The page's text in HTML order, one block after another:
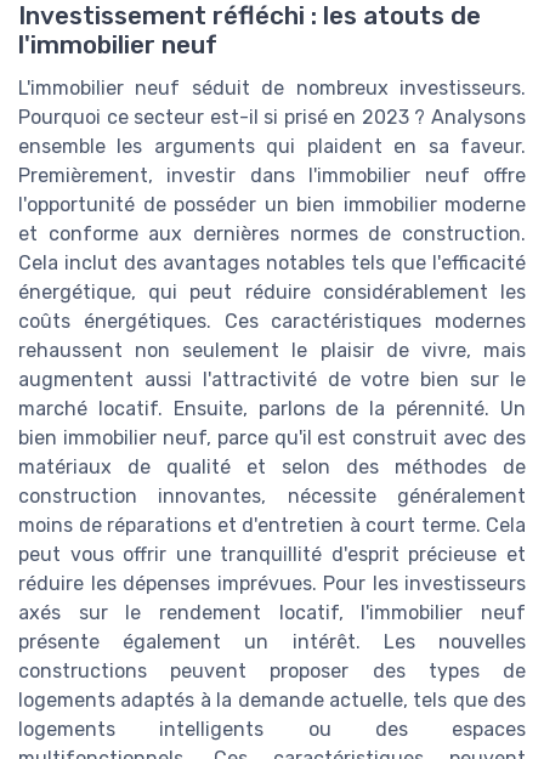
Investissement réfléchi : les atouts de
l'immobilier neuf
L'immobilier neuf séduit de nombreux investisseurs.
Pourquoi ce secteur est-il si prisé en 2023 ? Analysons
ensemble les arguments qui plaident en sa faveur.
Premièrement, investir dans l'immobilier neuf offre
l'opportunité de posséder un bien immobilier moderne
et conforme aux dernières normes de construction.
Cela inclut des avantages notables tels que l'efficacité
énergétique, qui peut réduire considérablement les
coûts énergétiques. Ces caractéristiques modernes
rehaussent non seulement le plaisir de vivre, mais
augmentent aussi l'attractivité de votre bien sur le
marché locatif. Ensuite, parlons de la pérennité. Un
bien immobilier neuf, parce qu'il est construit avec des
matériaux de qualité et selon des méthodes de
construction innovantes, nécessite généralement
moins de réparations et d'entretien à court terme. Cela
peut vous offrir une tranquillité d'esprit précieuse et
réduire les dépenses imprévues. Pour les investisseurs
axés sur le rendement locatif, l'immobilier neuf
présente également un intérêt. Les nouvelles
constructions peuvent proposer des types de
logements adaptés à la demande actuelle, tels que des
logements intelligents ou des espaces